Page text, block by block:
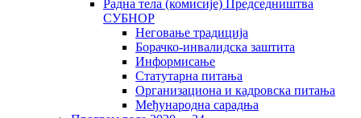
Радна тела (комисије) Председништва
СУБНОР
Неговање традиција
Борачко-инвалидска заштита
Информисање
Статутарна питања
Организациона и кадровска питања
Међународна сарадња